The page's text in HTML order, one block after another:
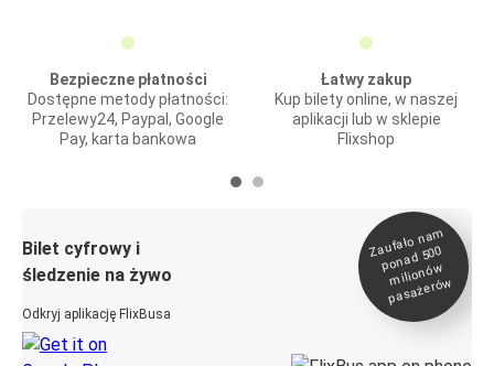
Bezpieczne płatności
Dostępne metody płatności:
Przelewy24, Paypal, Google
Pay, karta bankowa
Łatwy zakup
Kup bilety online, w naszej
aplikacji lub w sklepie
Flixshop
Bilet cyfrowy i
śledzenie na żywo
Odkryj aplikację FlixBusa
Zaufało na
m
ponad 500
milionó
w
pasażeró
w